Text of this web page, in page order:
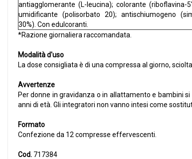
antiagglomerante (L-leucina); colorante (riboflavina-
umidificante (polisorbato 20); antischiumogeno
30%). Con edulcoranti.
*Razione giornaliera raccomandata.
Modalità d'uso
La dose consigliata è di una compressa al giorno,
Avvertenze
Per donne in gravidanza o in allattamento e bambini
anni di età. Gli integratori non vanno intesi come
Formato
Confezione da 12 compresse effervescenti.
Cod. 717384